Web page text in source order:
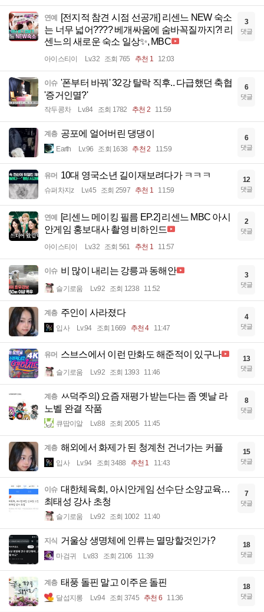
연예
[전지적 참견 시점 선공개] 리센느 NEW 숙소
는 너무 넓어???? 베개싸움에 숨바꼭질까지?! 리
센느의 새로운 숙소 일상✨, MBC
아이스티이 Lv.32 조회 765 추천 1 12:03
3
댓글
이슈 '폰부터 바꿔' 32강 탈락 직후.. 다급했던 축협
'증거인멸?'
작두콩차 Lv.84 조회 1782 추천 2 11:59
6
댓글
계층 공포에 얼어버린 댕댕이
Earth Lv.96 조회 1638 추천 2 11:59
6
댓글
유머 10대 영국소년 길이재보려다가 ㅋㅋㅋ
슈퍼차지z Lv.45 조회 2597 추천 1 11:59
12
댓글
연예
[리센느 메이킹 필름 EP.2] 리센느 MBC 아시
안게임 홍보대사 촬영 비하인드
아이스티이 Lv.32 조회 561 추천 1 11:57
2
댓글
이슈 비 많이 내리는 강릉과 동해안
슬기로움 Lv.92 조회 1238 11:52
3
댓글
계층 주인이 사라졌다
입사 Lv.94 조회 1669 추천 4 11:47
4
댓글
유머 스브스에서 이런 만화도 해준적이 있구나
슬기로움 Lv.92 조회 1393 11:46
13
댓글
계층 ㅆ덕주의) 요즘 재평가 받는다는 좀 옛날 라
노벨 완결 작품
큐땁이알 Lv.88 조회 2005 11:45
8
댓글
계층 해외에서 화제가 된 청계천 건너가는 커플
입사 Lv.94 조회 3488 추천 1 11:43
15
댓글
이슈 대한체육회, 아시안게임 선수단 소양교육…
최태성 강사 초청
슬기로움 Lv.92 조회 1002 11:40
7
댓글
지식 거울상 생명체에 인류는 멸망할것인가?
마검귀 Lv.83 조회 2106 11:39
18
댓글
계층 태풍 돌핀 말고 이주은 돌핀
달섭지롱 Lv.94 조회 3745 추천 6 11:36
18
댓글